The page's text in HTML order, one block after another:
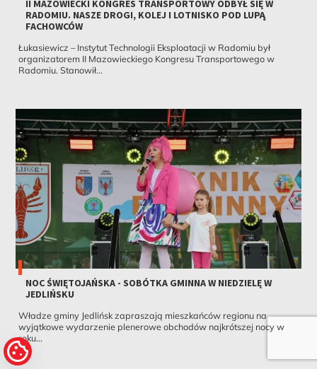
II MAZOWIECKI KONGRES TRANSPORTOWY ODBYŁ SIĘ W
RADOMIU. NASZE DROGI, KOLEJ I LOTNISKO POD LUPĄ
FACHOWCÓW
Łukasiewicz – Instytut Technologii Eksploatacji w Radomiu był
organizatorem II Mazowieckiego Kongresu Transportowego w
Radomiu. Stanowił...
NOC ŚWIĘTOJAŃSKA - SOBÓTKA GMINNA W NIEDZIELĘ W
JEDLIŃSKU
Władze gminy Jedlińsk zapraszają mieszkańców regionu na
wyjątkowe wydarzenie plenerowe obchodów najkrótszej nocy w
roku...